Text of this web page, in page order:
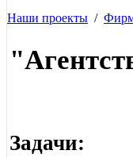
Наши проекты /
Задачи: